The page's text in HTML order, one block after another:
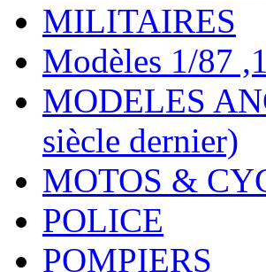
MILITAIRES
Modèles 1/87
MODELES
siècle dernier)
MOTOS &
POLICE
POMPIERS